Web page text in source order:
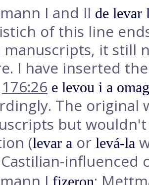
I and II de levar
of this line
manuscripts, it still
I have inserted
176:26 e levou i a
The original
but
(levar a or levá-la
Castilian-
fizeron